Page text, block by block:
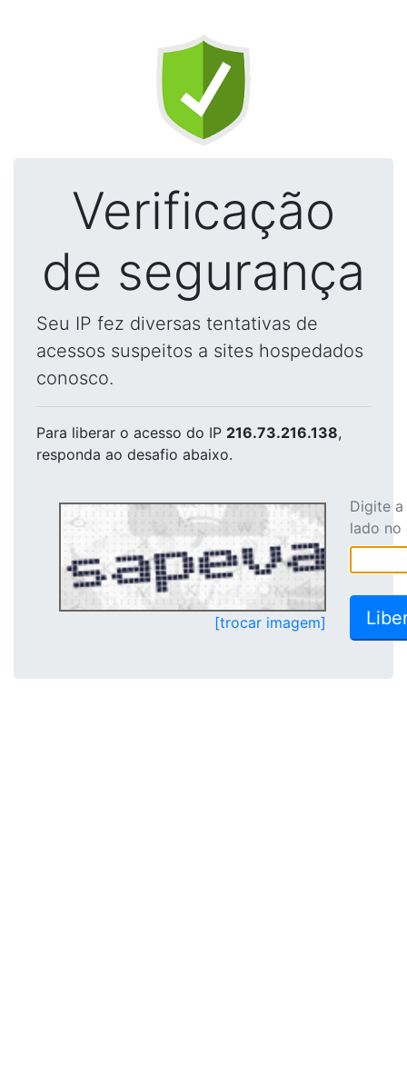
Verificação
de segurança
Seu IP fez diversas tentativas de
acessos suspeitos a sites hospedados
conosco.
Para liberar o acesso do IP 216.73.216.138,
responda ao desafio abaixo.
[trocar imagem]
Digite
lado no